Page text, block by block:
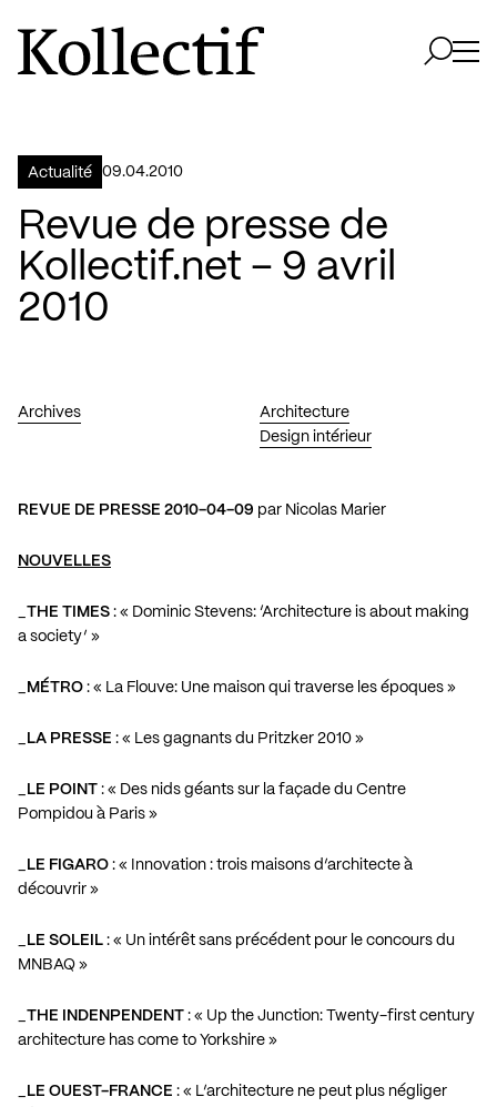
Aller à la page d'accueil
Logo Kollectif
Actualité 09.04.2010
Revue de presse de
Kollectif.net – 9 avril
2010
Archives
Architecture
Design intérieur
REVUE DE PRESSE 2010-04-09 par Nicolas Marier
NOUVELLES
THE TIMES : « Dominic Stevens: ‘Architecture is about making
a society’ »
MÉTRO : « La Flouve: Une maison qui traverse les époques »
LA PRESSE : « Les gagnants du Pritzker 2010 »
LE POINT : « Des nids géants sur la façade du Centre
Pompidou à Paris »
LE FIGARO : «
Innovation : trois maisons d’architecte à
découvrir »
LE SOLEIL : « Un intérêt sans précédent pour le concours du
MNBAQ »
THE INDENPENDENT : « Up the Junction: Twenty-first century
architecture has come to Yorkshire »
LE OUEST-FRANCE : « L’architecture ne peut plus négliger